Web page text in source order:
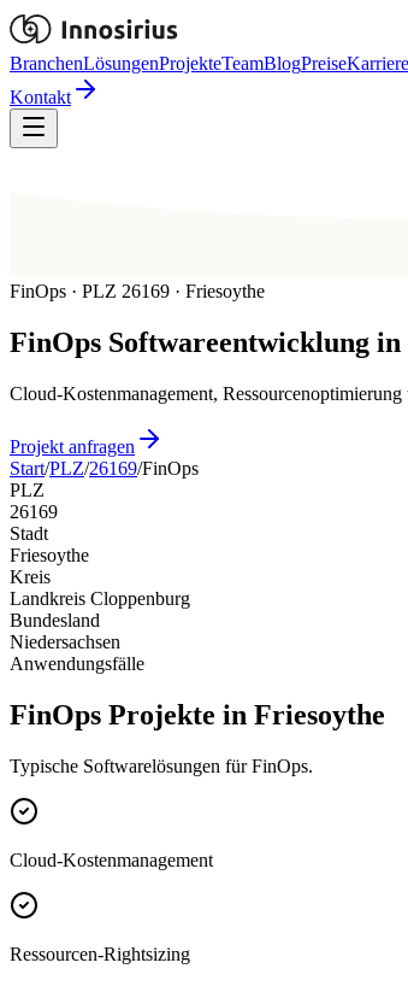
BranchenLösungenProjekteTeamBlogPreiseKarriere
Kontakt
FinOps · PLZ 26169 · Friesoythe
FinOps Softwareentwicklung in
Cloud-Kostenmanagement,
Projekt anfragen
Start/PLZ/26169/FinOps
PLZ
26169
Stadt
Friesoythe
Kreis
Landkreis Cloppenburg
Bundesland
Niedersachsen
Anwendungsfälle
FinOps Projekte in Friesoythe
Typische Softwarelösungen für FinOps.
Cloud-Kostenmanagement
Ressourcen-Rightsizing